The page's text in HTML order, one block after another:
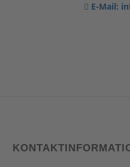
E-Mail: